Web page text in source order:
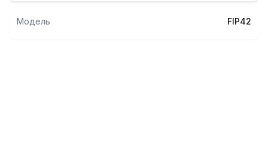
Модель FIP42